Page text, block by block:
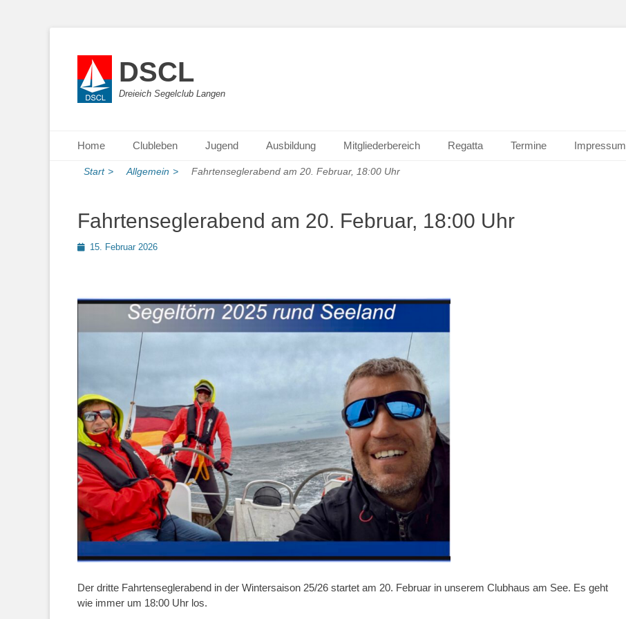
DSCL
Dreieich Segelclub Langen
Primäres Menü
Inhalt
springen
Home Clubleben Jugend Ausbildung Mitgliederbereich Regatta Termine Impressum
Start > Allgemein > Fahrtenseglerabend am 20. Februar, 18:00 Uhr
Fahrtenseglerabend am 20. Februar, 18:00 Uhr
Posted15. Februar 2026
Der dritte Fahrtenseglerabend in der Wintersaison 25/26 startet am 20. Februar in unserem Clubhaus am See. Es geht
wie immer um 18:00 Uhr los.